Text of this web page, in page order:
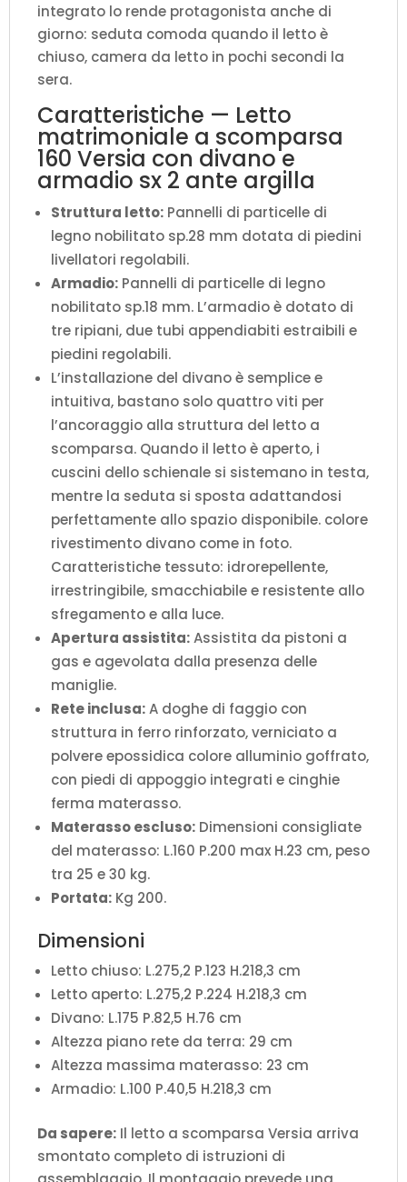
(aperto
P.224
quantità
integrato lo rende protagonista anche di
giorno: seduta comoda quando il letto è
chiuso, camera da letto in pochi secondi la
sera.
Caratteristiche — Letto
matrimoniale a scomparsa
160 Versia con divano e
armadio sx 2 ante argilla
Struttura letto: Pannelli di particelle di
legno nobilitato sp.28 mm dotata di piedini
livellatori regolabili.
Armadio: Pannelli di particelle di legno
nobilitato sp.18 mm. L’armadio è dotato di
tre ripiani, due tubi appendiabiti estraibili e
piedini regolabili.
L’installazione del divano è semplice e
intuitiva, bastano solo quattro viti per
l’ancoraggio alla struttura del letto a
scomparsa. Quando il letto è aperto, i
cuscini dello schienale si sistemano in testa,
mentre la seduta si sposta adattandosi
perfettamente allo spazio disponibile. colore
rivestimento divano come in foto.
Caratteristiche tessuto: idrorepellente,
irrestringibile, smacchiabile e resistente allo
sfregamento e alla luce.
Apertura assistita:Assistita da pistoni a
gas e agevolata dalla presenza delle
maniglie.
Rete inclusa:A doghe di faggio con
struttura in ferro rinforzato, verniciato a
polvere epossidica colore alluminio goffrato,
con piedi di appoggio integrati e cinghie
ferma materasso.
Materasso escluso: Dimensioni consigliate
del materasso: L.160 P.200 max H.23 cm, peso
tra 25 e 30 kg.
Portata: Kg 200.
Dimensioni
Letto chiuso: L.275,2 P.123 H.218,3 cm
Letto aperto: L.275,2 P.224 H.218,3 cm
Divano: L.175 P.82,5 H.76 cm
Altezza piano rete da terra: 29 cm
Altezza massima materasso: 23 cm
Armadio: L.100 P.40,5 H.218,3 cm
Da sapere: Il letto a scomparsa Versia arriva
smontato completo di istruzioni di